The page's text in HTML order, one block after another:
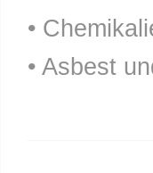
•
• Asbest